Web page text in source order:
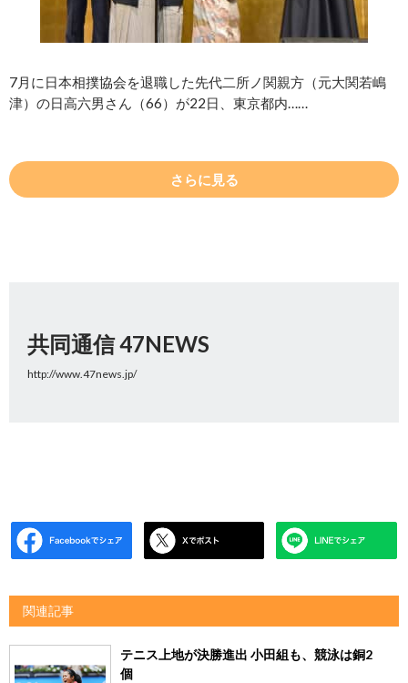
7月に日本相撲協会を退職した先代二所ノ関親方（元大関若嶋
津）の日高六男さん（66）が22日、東京都内……
さらに見る
共同通信 47NEWS
http://www.47news.jp/
関連記事
テニス上地が決勝進出 小田組も、競泳は銅2
個